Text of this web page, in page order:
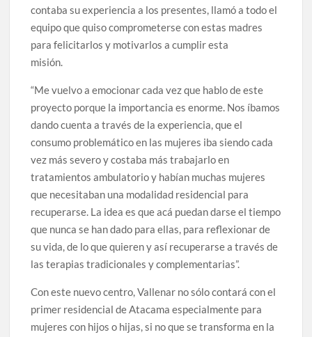
contaba su experiencia a los presentes, llamó a todo el
equipo que quiso comprometerse con estas madres
para felicitarlos y motivarlos a cumplir esta
misión.
“Me vuelvo a emocionar cada vez que hablo de este
proyecto porque la importancia es enorme. Nos íbamos
dando cuenta a través de la experiencia, que el
consumo problemático en las mujeres iba siendo cada
vez más severo y costaba más trabajarlo en
tratamientos ambulatorio y habían muchas mujeres
que necesitaban una modalidad residencial para
recuperarse. La idea es que acá puedan darse el tiempo
que nunca se han dado para ellas, para reflexionar de
su vida, de lo que quieren y así recuperarse a través de
las terapias tradicionales y complementarias”.
Con este nuevo centro, Vallenar no sólo contará con el
primer residencial de Atacama especialmente para
mujeres con hijos o hijas, si no que se transforma en la